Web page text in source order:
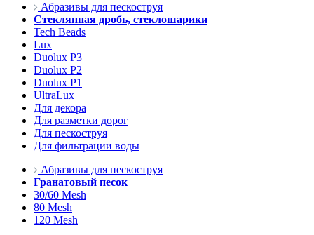
Абразивы для пескоструя
Стеклянная дробь, стеклошарики
Tech Beads
Lux
Duolux P3
Duolux P2
Duolux P1
UltraLux
Для декора
Для разметки дорог
Для пескоструя
Для фильтрации воды
Абразивы для пескоструя
Гранатовый песок
30/60 Mesh
80 Mesh
120 Mesh